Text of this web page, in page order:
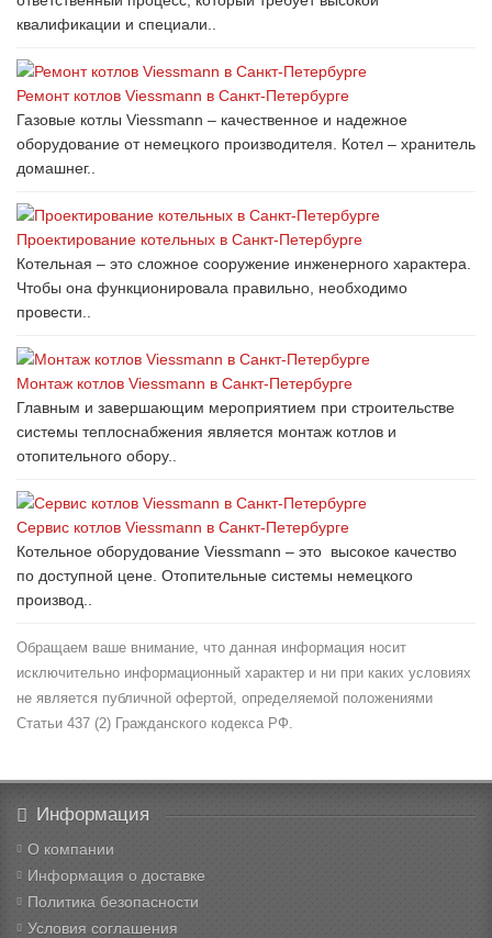
квалификации и специали..
Ремонт котлов Viessmann в Санкт-Петербурге
Газовые котлы Viessmann – качественное и надежное
оборудование от немецкого производителя. Котел – хранитель
домашнег..
Проектирование котельных в Санкт-Петербурге
Котельная – это сложное сооружение инженерного характера.
Чтобы она функционировала правильно, необходимо
провести..
Монтаж котлов Viessmann в Санкт-Петербурге
Главным и завершающим мероприятием при строительстве
системы теплоснабжения является монтаж котлов и
отопительного обору..
Сервис котлов Viessmann в Санкт-Петербурге
Котельное оборудование Viessmann – это высокое качество
по доступной цене. Отопительные системы немецкого
производ..
Обращаем ваше внимание, что данная информация носит
исключительно информационный характер и ни при каких условиях
не является публичной офертой, определяемой положениями
Статьи 437 (2) Гражданского кодекса РФ.
Информация
О компании
Информация о доставке
Политика безопасности
Условия соглашения